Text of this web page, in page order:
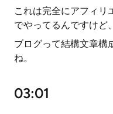
これは完全にアフィリ
でやってるんですけど、
ブログって結構文章構
ね。
03:01